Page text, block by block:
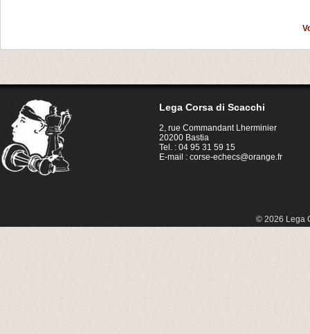
Lega Corsa di Scacchi
2, rue Commandant Lherminier
20200 Bastia
Tel. : 04 95 31 59 15
E-mail :corse-echecs@orange.fr
© 2026 Lega